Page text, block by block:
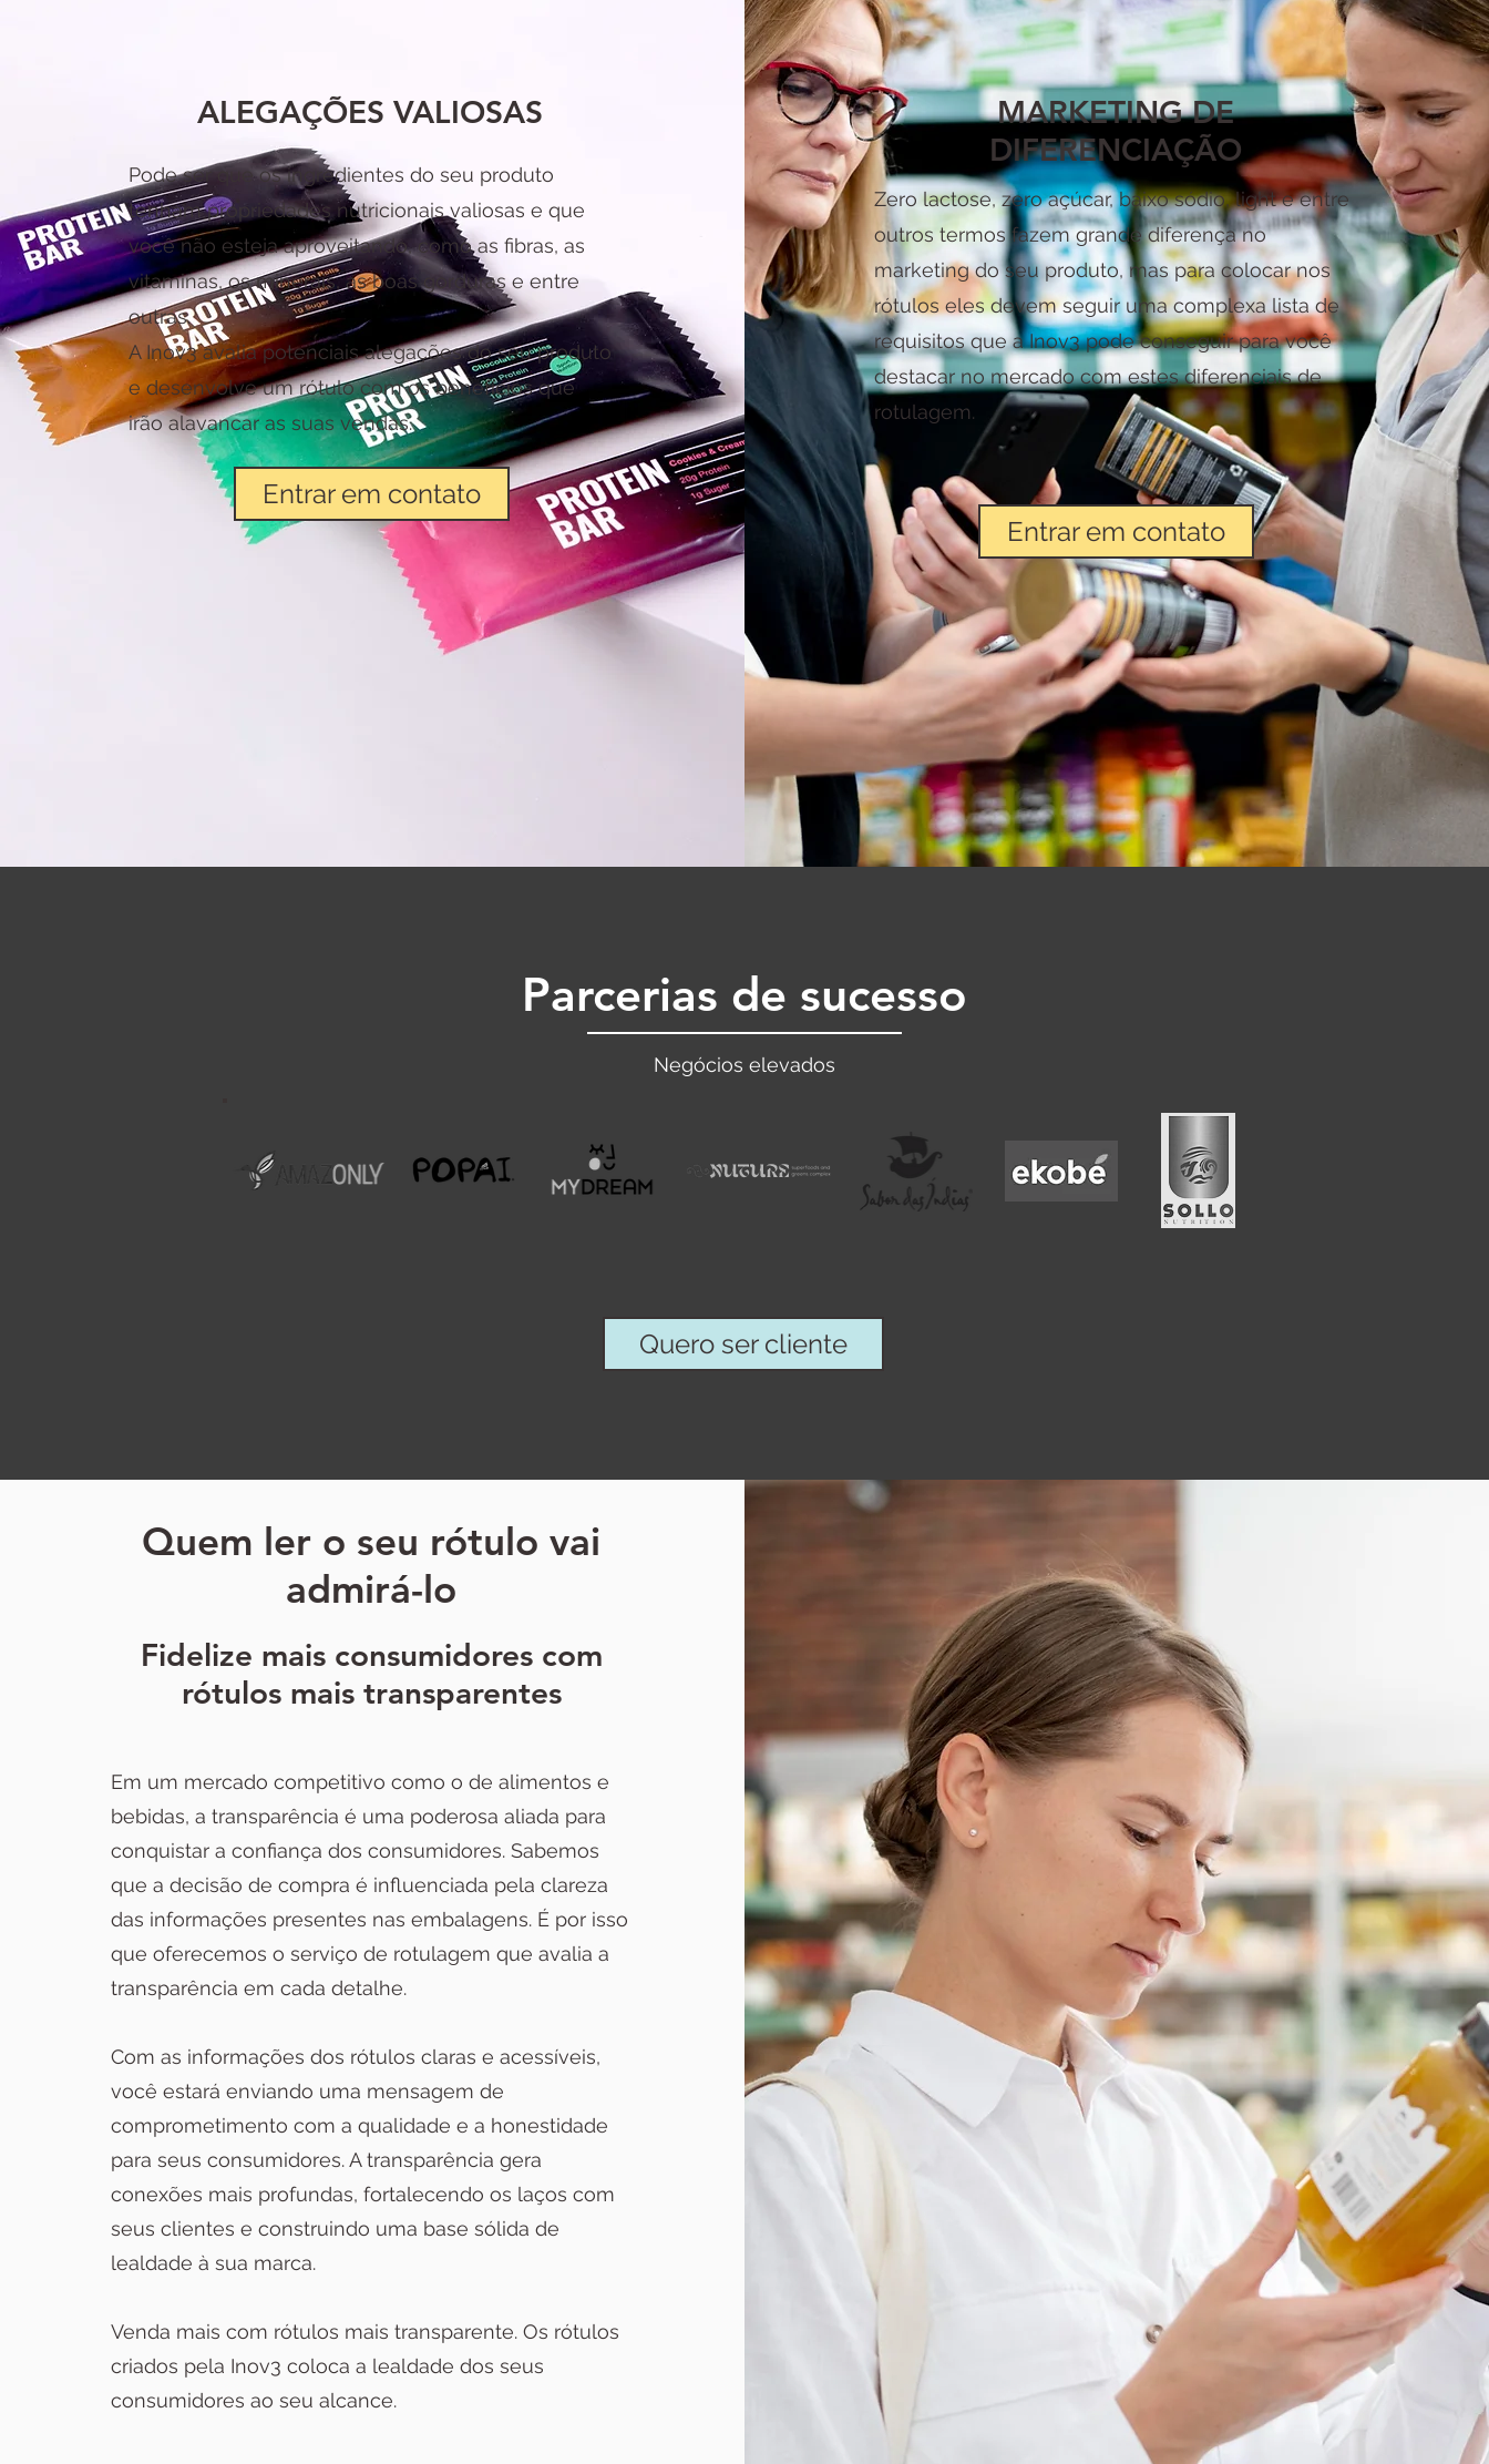
ALEGAÇÕES VALIOSAS
Pode ser que os ingredientes do seu produto
tenham propriedades nutricionais valiosas e que
você não esteja aproveitando, como as fibras, as
vitaminas, os minerais, as boas gorduras e entre
outras.
A Inov3 avalia potenciais alegações do seu produto
e desenvolve um rótulo com os benefícios que
irão alavancar as suas vendas.
Entrar em contato
MARKETING DE
DIFERENCIAÇÃO
Zero lactose, zero açúcar, baixo sódio, light e entre
outros termos fazem grande diferença no
marketing do seu produto, mas para colocar nos
rótulos eles devem seguir uma complexa lista de
requisitos que a Inov3 pode conseguir para você
destacar no mercado com estes diferenciais de
rotulagem.
Entrar em contato
Parcerias de sucesso
Negócios elevados​
Quero ser cliente
Quem ler o seu rótulo vai
admirá-lo
Fidelize mais consumidores com
rótulos mais transparentes
Em um mercado competitivo como o de alimentos e
bebidas, a transparência é uma poderosa aliada para
conquistar a confiança dos consumidores. Sabemos
que a decisão de compra é influenciada pela clareza
das informações presentes nas embalagens. É por isso
que oferecemos o serviço de rotulagem que avalia a
transparência em cada detalhe.
Com as informações dos rótulos claras e acessíveis,
você estará enviando uma mensagem de
comprometimento com a qualidade e a honestidade
para seus consumidores. A transparência gera
conexões mais profundas, fortalecendo os laços com
seus clientes e construindo uma base sólida de
lealdade à sua marca.
Venda mais com rótulos mais transparente. Os rótulos
criados pela Inov3 coloca a lealdade dos seus
consumidores ao seu alcance.